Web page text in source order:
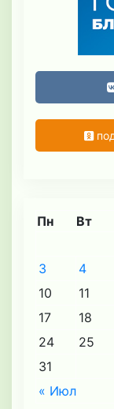
Пн Вт
« Июл
3
4
10
11
17
18
24
25
31